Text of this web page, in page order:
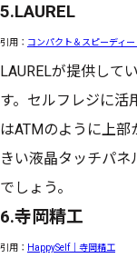
5.LAUREL
引用： コンパクト＆スピーディ
LAURELが提供して
す。セルフレジに活
はATMのように上
きい液晶タッチパ
でしょう。
6.寺岡精工
引用： HappySelf｜寺岡精工